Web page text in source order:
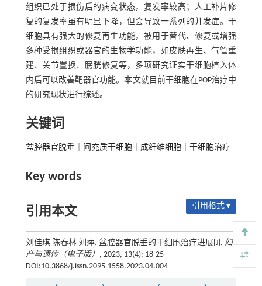
组织已处于损伤后的病变状态，复发率较高；人工补片修
复的复发率虽有明显下降，但会导致一系列的并发症。干
细胞具有强大的修复再生功能，被用于替代、修复或增强
多种受损组织或器官的生物学功能，如皮肤再生、气管重
建、关节置换、膀胱修复等，多项研究证实干细胞植入体
内后可以改善靶器官功能。本文就目前干细胞在POP治疗中
的研究现状进行综述。
关键词
盆腔器官脱垂｜间充质干细胞｜成纤维细胞｜干细胞治疗
Key words
引用本文 引用格式 ▾
刘佳琪 陈春林 刘萍. 盆腔器官脱垂的干细胞治疗进展[J]. 妇
产与遗传（电子版） , 2023, 13(4): 18-25
DOI:10.3868/j.issn.2095-1558.2023.04.004